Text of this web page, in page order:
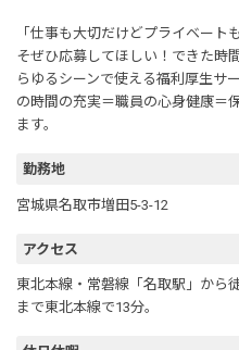
「仕事も大切だけどプライベー
そぜひ応募してほしい！できた時
らゆるシーンで使える福利厚生サ
の時間の充実＝職員の心身健康＝
ます。
勤務地
宮城県名取市増田5-3-12
アクセス
東北本線・常磐線「名取駅」から
まで東北本線で13分。